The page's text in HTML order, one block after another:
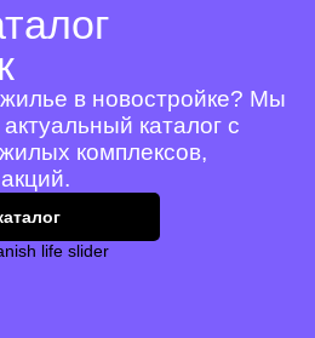
в новостройке? Мы
каталог с
комплексов,